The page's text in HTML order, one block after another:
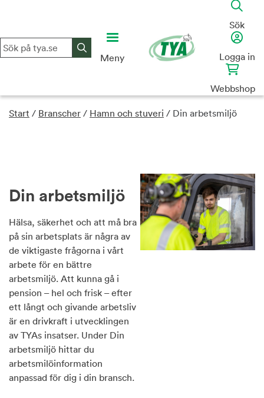
content
Meny
Sök
Logga in
Webbshop
Start / Branscher / Hamn och stuveri / Din arbetsmiljö
Din arbetsmiljö
Hälsa, säkerhet och att må bra
på sin arbetsplats är några av
de viktigaste frågorna i vårt
arbete för en bättre
arbetsmiljö. Att kunna gå i
pension – hel och frisk – efter
ett långt och givande arbetsliv
är en drivkraft i utvecklingen
av TYAs insatser. Under Din
arbetsmiljö hittar du
arbetsmilöinformation
anpassad för dig i din bransch.